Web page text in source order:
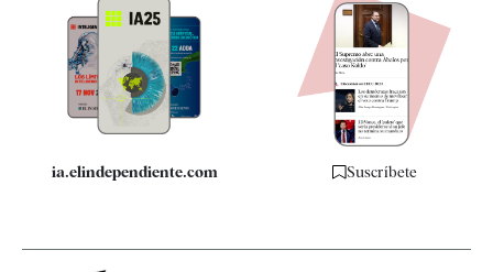
Quiénes somos
Especificaciones
ia.elindependiente.com Suscríbete